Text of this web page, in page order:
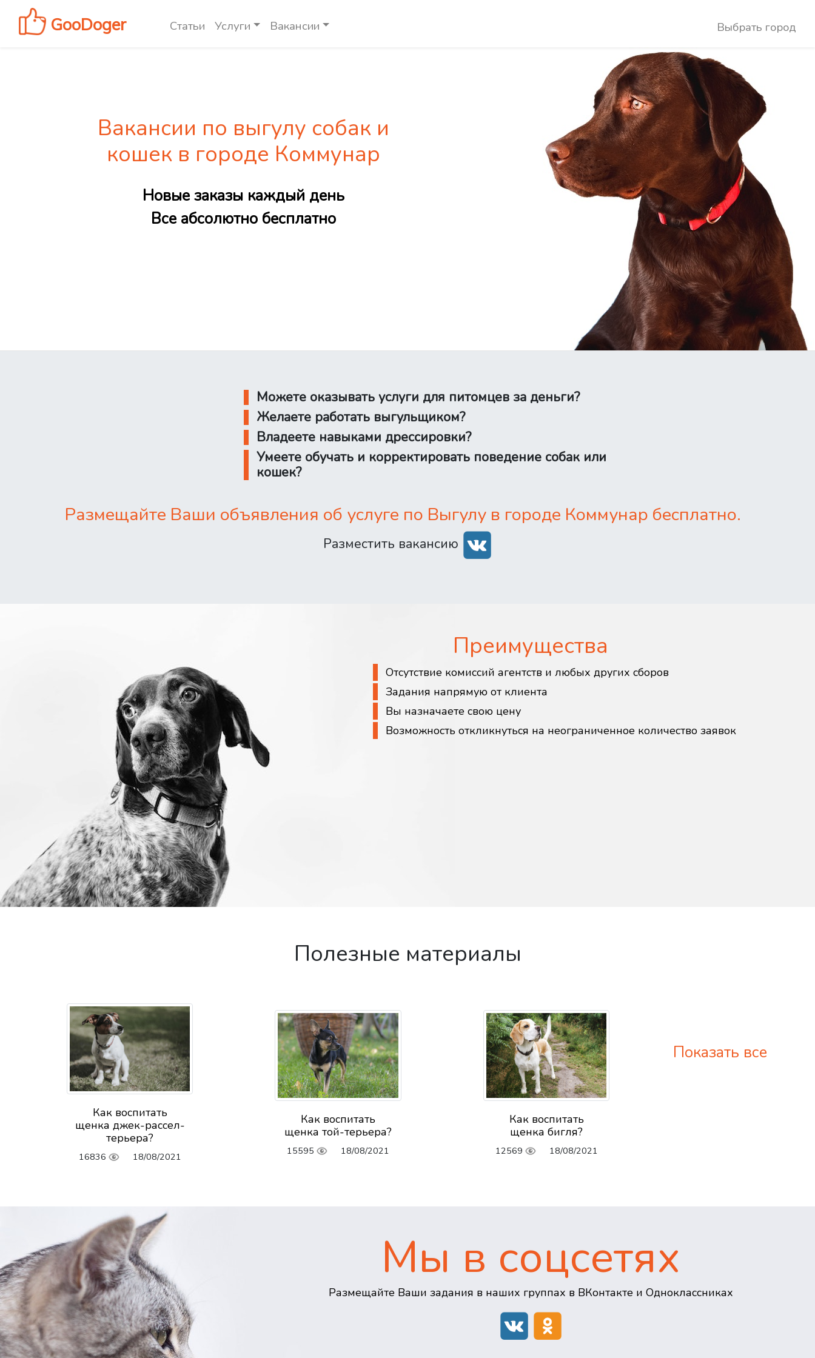
GooDoger Статьи Услуги Вакансии Выбрать город
Вакансии по выгулу собак и
кошек в городе Коммунар
Новые заказы каждый день
Все абсолютно бесплатно
Можете оказывать услуги для питомцев за деньги?
Желаете работать выгульщиком?
Владеете навыками дрессировки?
Умеете обучать и корректировать поведение собак или
кошек?
Размещайте Ваши объявления об услуге по Выгулу в городе Коммунар бесплатно.
Разместить вакансию
Преимущества
Отсутствие комиссий агентств и любых других сборов
Задания напрямую от клиента
Вы назначаете свою цену
Возможность откликнуться на неограниченное количество заявок
Полезные материалы
Как воспитать
щенка джек-рассел-
терьера?
16836 18/08/2021
Как воспитать
щенка той-терьера?
15595 18/08/2021
Как воспитать
щенка бигля?
12569 18/08/2021
Показать все
Мы в соцсетях
Размещайте Ваши задания в наших группах в ВКонтакте и Одноклассниках